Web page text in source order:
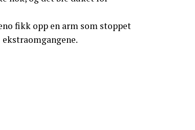
fikk opp en arm som stoppet